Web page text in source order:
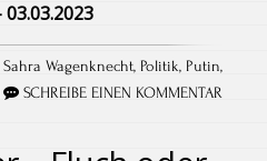
03.03.2023
Wagenknecht, Politik, Putin,
SCHREIBE EINEN KOMMENTAR